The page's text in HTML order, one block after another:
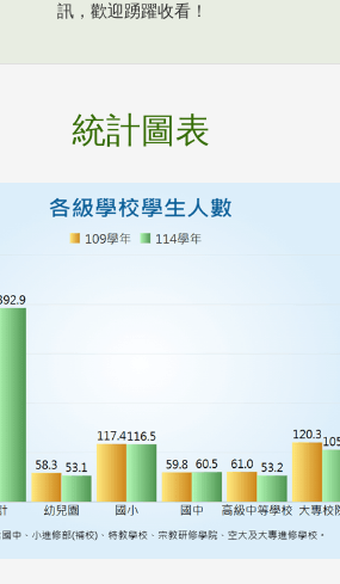
訊，歡迎踴躍收看！
統計圖表